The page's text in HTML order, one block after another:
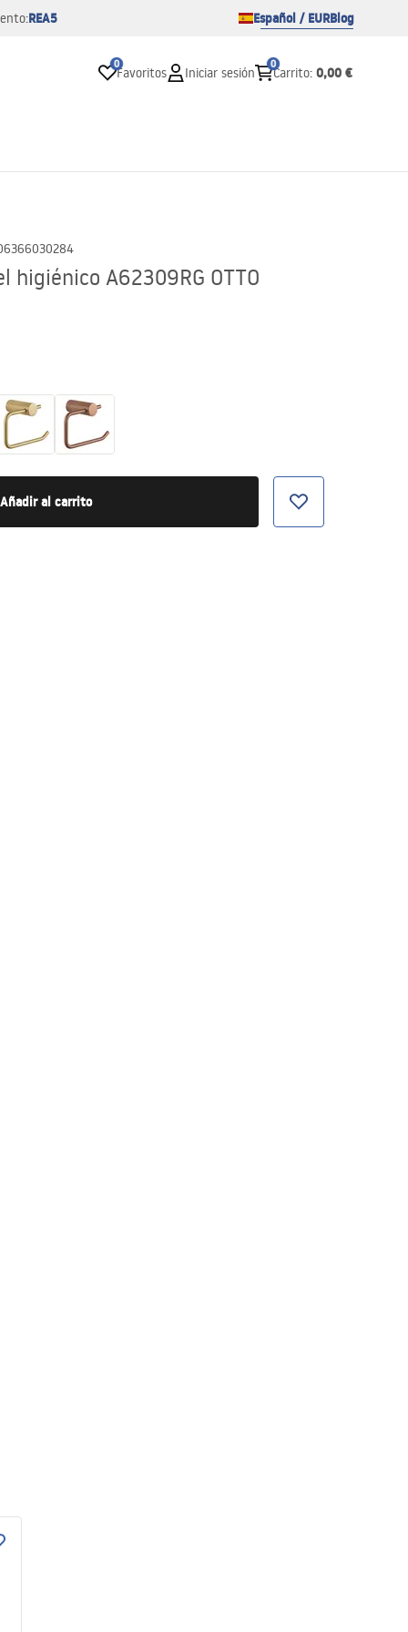
REA5 Español / EURBlog
0
Favoritos Iniciar sesión
0
Carrito: 0,00 €
A62309RG OTTO
Añadir al carrito